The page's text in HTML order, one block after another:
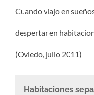
Cuando viajo en
despertar en
(Oviedo, julio 2011)
Habitaciones